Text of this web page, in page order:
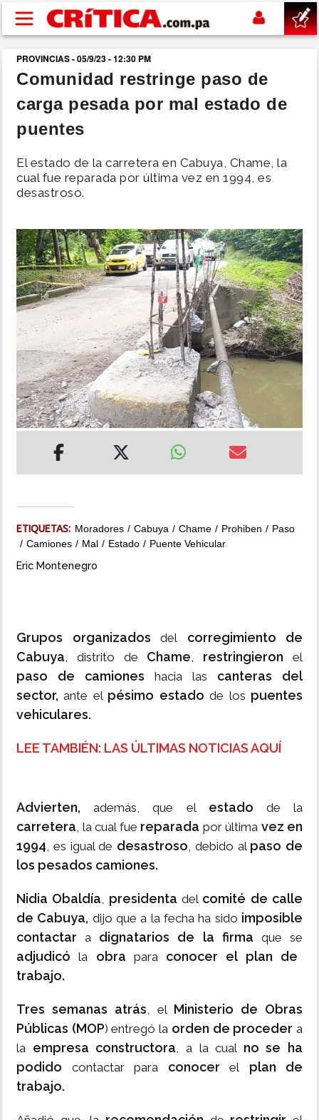
Pasar al contenido principal
buscar
SUCESOS
POLÍTICA
DEPORTES
MUNDO
INSÓLITAS
MULTIMEDIA
IMPRESO
PROVINCIAS - 05/9/23 - 12:30 PM
Comunidad restringe paso de
carga pesada por mal estado de
puentes
El estado de la carretera en Cabuya, Chame, la
cual fue reparada por última vez en 1994, es
desastroso.
ETIQUETAS: Moradores Cabuya Chame Prohiben
Paso
Camiones
Mal Estado Puente Vehicular
Eric Montenegro
Grupos organizados del corregimiento de
Cabuya, distrito de Chame, restringieron el
paso de camiones hacia las canteras del
sector, ante el pésimo estado de los puentes
vehiculares.
LEE TAMBIÉN: LAS ÚLTIMAS NOTICIAS AQUÍ
Advierten,además, que el estado de la
carretera, la cual fue reparada por última vez en
1994, es igual de desastroso, debido al paso de
los pesados camiones.
Nidia Obaldía, presidenta del comité de calle
de Cabuya, dijo que a la fecha ha sido imposible
contactara dignatarios de la firma que se
adjudicó la obra paraconocer el plan de
trabajo.
Tres semanas atrás, el Ministerio de Obras
Públicas (MOP) entregó la orden de proceder a
la empresa constructora, a la cual no se ha
podido contactar para conocer el plan de
trabajo.